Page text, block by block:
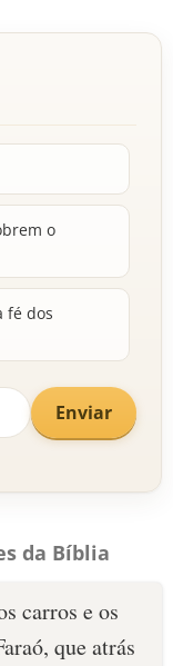
o
fé dos
Enviar
da Bíblia
carros e os
que atrás